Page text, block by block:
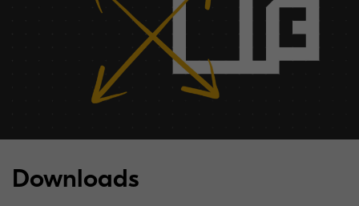
Downloads